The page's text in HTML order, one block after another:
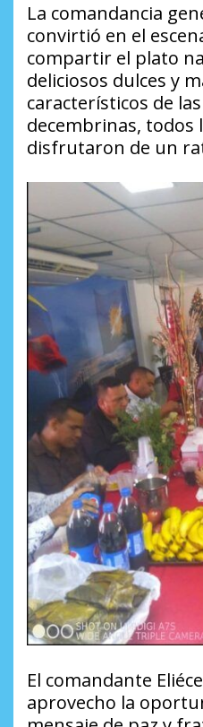
La comandancia
convirtió en el
compartir el plato
deliciosos dulces y
característicos de
decembrinas, todos
disfrutaron de un
El comandante
aprovecho la